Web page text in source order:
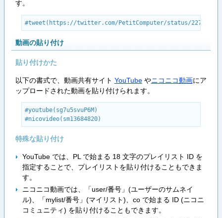
す。
#tweet(https://twitter.com/PetitComputer/status/
動画の貼り付け
貼り付けかた
以下の書式で、動画共有サイト YouTubeやニコニコ動画にア
ップロードされた動画を貼り付けられます。
#youtube(sg7u5svuP6M)
#nicovideo(sm13684820)
特殊な貼り付け
YouTube では、PL で始まる 18 文字のプレイリスト ID を
指定することで、プレイリストを貼り付けることもできま
す。
ニコニコ動画では、「user/番号」(ユーザーのサムネイ
ル)、「mylist/番号」(マイリスト)、co で始まる ID (ニコニ
コミュニティ) を貼り付けることもできます。